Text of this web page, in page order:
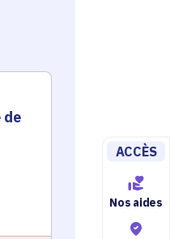
ACCÈS
Nos aides
de
Territoire
Voté en
Saint-Prix